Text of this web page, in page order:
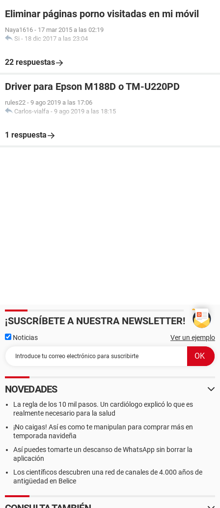
Eliminar páginas porno visitadas en mi móvil
Naya1616 - 17 mar 2015 a las 02:19
Si - 18 dic 2017 a las 23:04
22 respuestas
Driver para Epson M188D o TM-U220PD
rules22 - 9 ago 2019 a las 17:06
Carlos-vialfa - 9 ago 2019 a las 18:15
1 respuesta
¡SUSCRÍBETE A NUESTRA NEWSLETTER!
Noticias Ver un ejemplo
NOVEDADES
La regla de los 10 mil pasos. Un cardiólogo explicó lo que es
realmente necesario para la salud
¡No caigas! Así es como te manipulan para comprar más en
temporada navideña
Así puedes tomarte un descanso de WhatsApp sin borrar la
aplicación
Los científicos descubren una red de canales de 4.000 años de
antigüedad en Belice